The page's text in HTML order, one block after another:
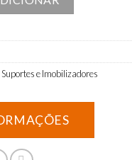
Suportes e Imobilizadores